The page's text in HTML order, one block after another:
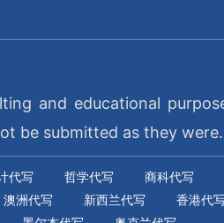
and educational
be submitted as they were.
代写 哲学代写 商科代写
澳洲代写 新西兰代写 香港代写